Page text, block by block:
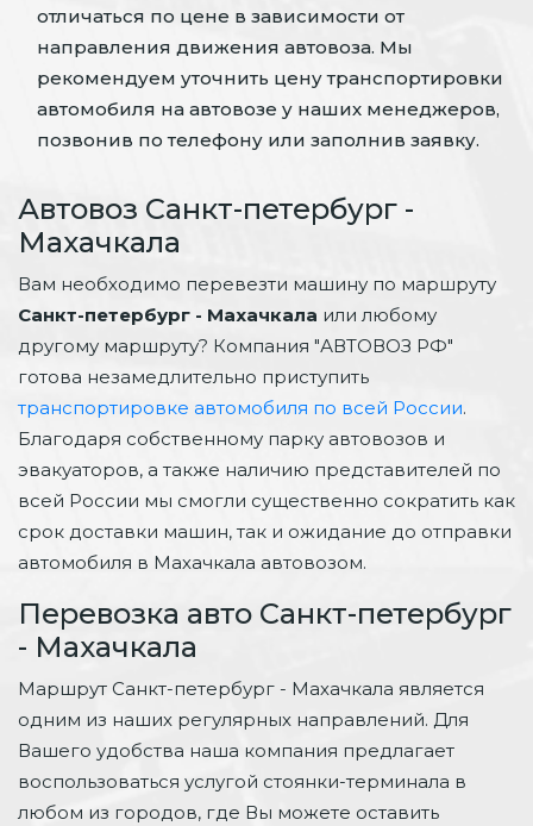
отличаться по цене в зависимости от
направления движения автовоза. Мы
рекомендуем уточнить цену транспортировки
автомобиля на автовозе у наших менеджеров,
позвонив по телефону или заполнив заявку.
Автовоз Санкт-петербург -
Махачкала
Вам необходимо перевезти машину по маршруту
Санкт-петербург - Махачкала или любому
другому маршруту? Компания "АВТОВОЗ РФ"
готова незамедлительно приступить
транспортировке автомобиля по всей России.
Благодаря собственному парку автовозов и
эвакуаторов, а также наличию представителей по
всей России мы смогли существенно сократить как
срок доставки машин, так и ожидание до отправки
автомобиля в Махачкала автовозом.
Перевозка авто Санкт-петербург
- Махачкала
Маршрут Санкт-петербург - Махачкала является
одним из наших регулярных направлений. Для
Вашего удобства наша компания предлагает
воспользоваться услугой стоянки-терминала в
любом из городов, где Вы можете оставить